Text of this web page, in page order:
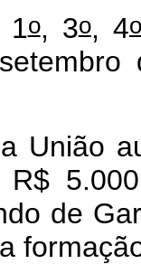
1o, 3o, 4o
de